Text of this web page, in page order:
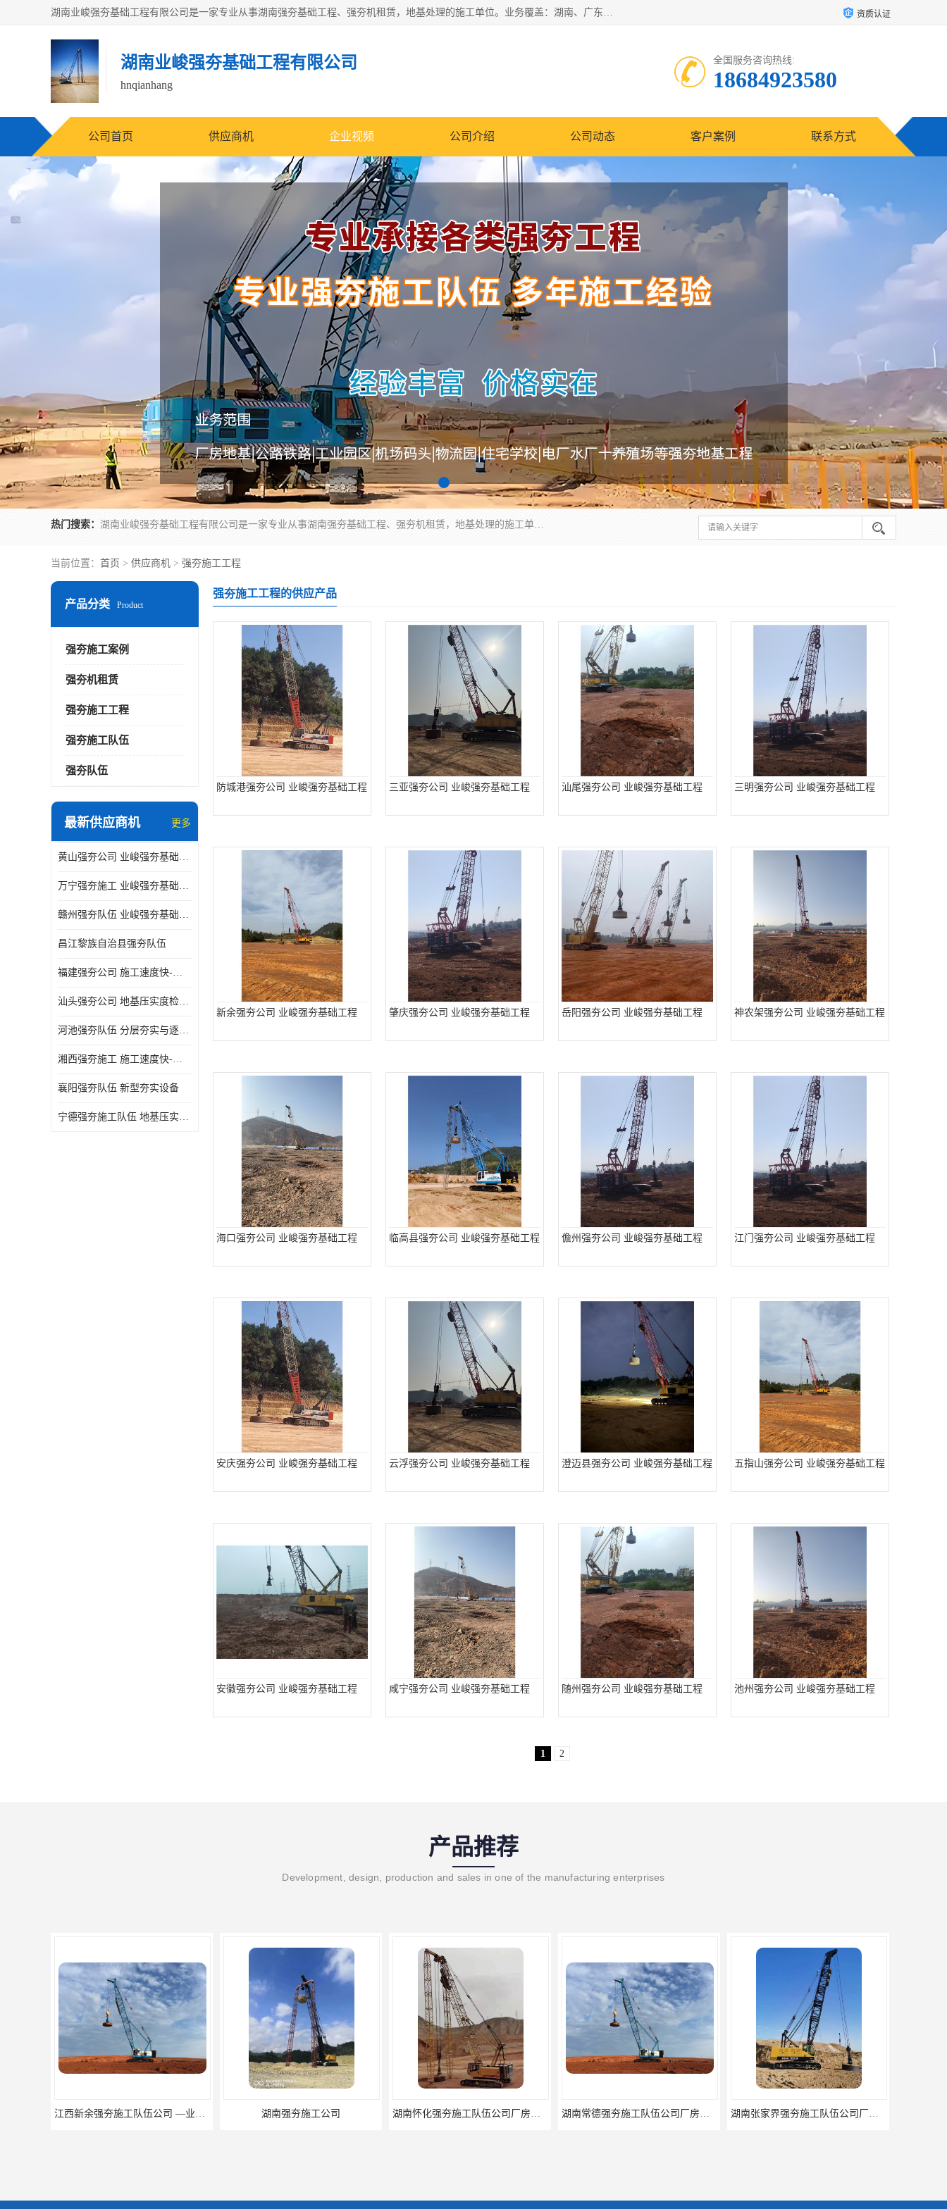
湖南业峻强夯基础工程有限公司是一家专业从事湖南强夯基础工程、强夯机租赁，地基处理的施工单位。业务覆盖：湖南、广东，江西等地。可承接1000KN.m-25000KN.m强夯（置换）工程。公司创始人是国内较早期从事强夯施工的建设者，经过多年的一步一个脚印的发展，在行业内具有较高的度和良好的口碑。 资质认证
湖南业峻强夯基础工程有限公司
hnqianhang
全国服务咨询热线:
18684923580
公司首页 供应商机 企业视频 公司介绍 公司动态 客户案例 联系方式
热门搜索： 湖南业峻强夯基础工程有限公司是一家专业从事湖南强夯基础工程、强夯机租赁，地基处理的施工单位。业务覆盖：湖南、广东，江西等地。可承接1000KN.m-25000KN.m强夯（置换）工程。公司创始人是国内较早期从事强夯施工的建设者，经过多年的一步一个脚印的发展，在行业内具有较高的度和良好的口碑。
当前位置： 首页 > 供应商机 > 强夯施工工程
产品分类 Product
强夯施工案例
强夯机租赁
强夯施工工程
强夯施工队伍
强夯队伍
最新供应商机 更多
黄山强夯公司 业峻强夯基础工程
万宁强夯施工 业峻强夯基础工程
赣州强夯队伍 业峻强夯基础工程
昌江黎族自治县强夯队伍
福建强夯公司 施工速度快-施耐用性强
汕头强夯公司 地基压实度检测方法与标准
河池强夯队伍 分层夯实与逐层检测技术
湘西强夯施工 施工速度快-施耐用性强
襄阳强夯队伍 新型夯实设备
宁德强夯施工队伍 地基压实度检测方法与标准
强夯施工工程的供应产品
防城港强夯公司 业峻强夯基础工程 三亚强夯公司 业峻强夯基础工程 汕尾强夯公司 业峻强夯基础工程 三明强夯公司 业峻强夯基础工程
新余强夯公司 业峻强夯基础工程 肇庆强夯公司 业峻强夯基础工程 岳阳强夯公司 业峻强夯基础工程 神农架强夯公司 业峻强夯基础工程
海口强夯公司 业峻强夯基础工程 临高县强夯公司 业峻强夯基础工程 儋州强夯公司 业峻强夯基础工程 江门强夯公司 业峻强夯基础工程
安庆强夯公司 业峻强夯基础工程 云浮强夯公司 业峻强夯基础工程 澄迈县强夯公司 业峻强夯基础工程 五指山强夯公司 业峻强夯基础工程
安徽强夯公司 业峻强夯基础工程 咸宁强夯公司 业峻强夯基础工程 随州强夯公司 业峻强夯基础工程 池州强夯公司 业峻强夯基础工程
1 2
产品推荐
Development, design, production and sales in one of the manufacturing enterprises
湖南强夯施工公司 湖南常德强夯施工队伍公司厂房地基强夯施工 湖南张家界强夯施工队伍公司厂房地基强夯施工 湖南湘西强夯施工队伍公司厂房地基强夯施工